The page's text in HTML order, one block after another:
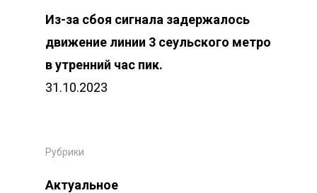
Из-за сбоя сигнала задержалось
движение линии 3 сеульского метро
в утренний час пик.
31.10.2023
Рубрики
Актуальное